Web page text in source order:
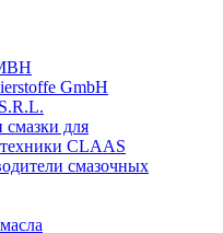
GmbH
для
техники CLAAS
смазочных